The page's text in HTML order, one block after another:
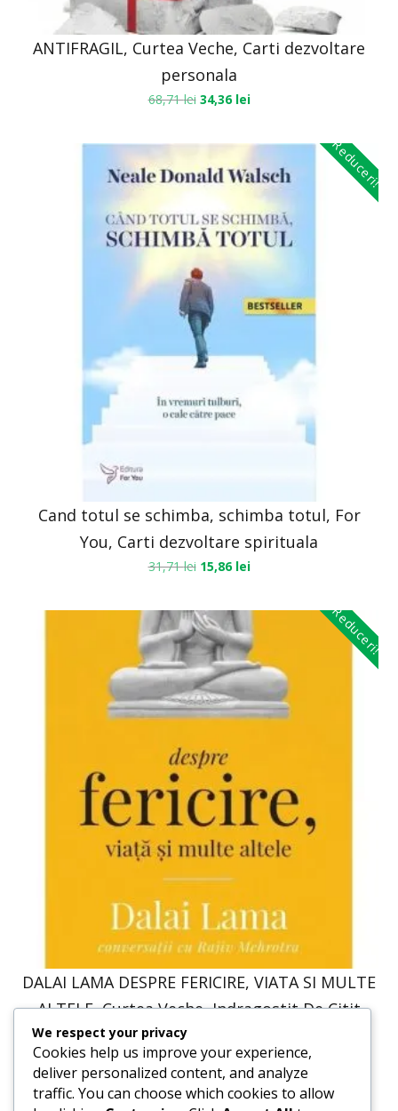
ANTIFRAGIL, Curtea Veche, Carti dezvoltare
personala
68,71lei 34,36 lei
Reduceri!
Cand totul se schimba, schimba totul, For
You, Carti dezvoltare spirituala
31,71lei 15,86 lei
Reduceri!
DALAI LAMA DESPRE FERICIRE, VIATA SI MULTE
ALTELE, Curtea Veche, Indragostit De Citit
47,57lei
We respect your privacy
Cookies help us improve your experience,
deliver personalized content, and analyze
traffic. You can choose which cookies to allow